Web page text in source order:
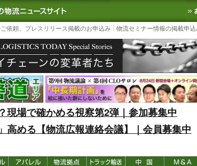
TODAY｜国内最大の物流ニュースサイト
3PL, SCMなど国内
依頼、プレスリリース掲載のお申込み 物流セミナー情報の掲載申
現場で確かめる視察第2弾｜参加募集中
高める【物流広報連絡会議】｜会員募集中